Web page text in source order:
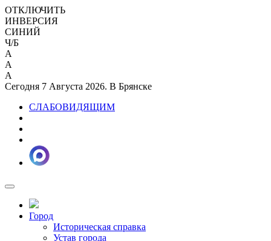
ОТКЛЮЧИТЬ
ИНВЕРСИЯ
СИНИЙ
Ч/Б
A
A
A
Сегодня 7 Августа 2026. В Брянске
СЛАБОВИДЯЩИМ
Город
Историческая справка
Устав города